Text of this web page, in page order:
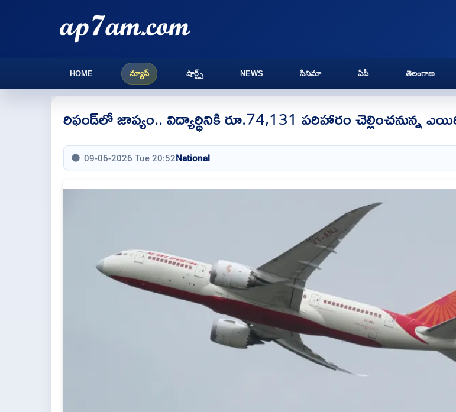
HOME న్యూస్ షార్ట్స్ NEWS సినిమా ఏపీ తెలంగాణ
రిఫండ్‌లో జాప్యం.. విద్యార్థినికి రూ.74,131 పరిహారం చెల్లించనున్న
09-06-2026 Tue 20:52National